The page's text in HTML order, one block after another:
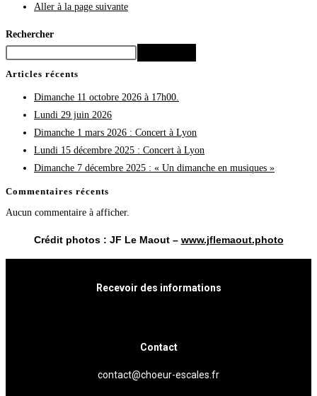
Aller à la page suivante
Rechercher
Articles récents
Dimanche 11 octobre 2026 à 17h00.
Lundi 29 juin 2026
Dimanche 1 mars 2026 : Concert à Lyon
Lundi 15 décembre 2025 : Concert à Lyon
Dimanche 7 décembre 2025 : « Un dimanche en musiques »
Commentaires récents
Aucun commentaire à afficher.
Crédit photos : JF Le Maout – www.jflemaout.photo
Recevoir des informations
Contact
contact@choeur-escales.fr